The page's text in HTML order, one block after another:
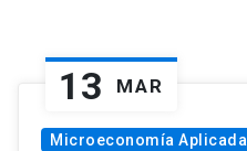
13 MAR
Microeconomía Aplicada